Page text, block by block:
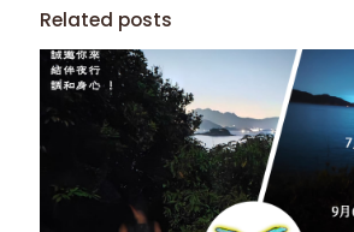
Related posts